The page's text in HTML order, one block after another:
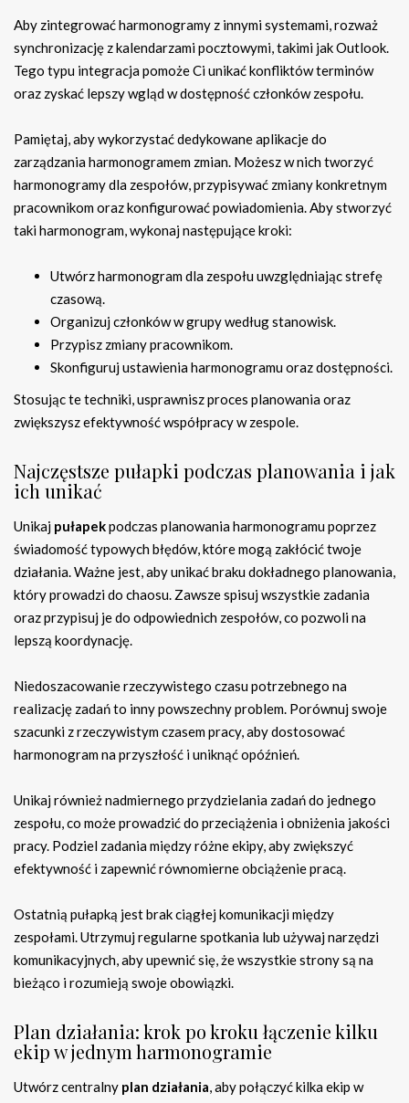
Aby zintegrować harmonogramy z innymi systemami, rozważ
synchronizację z kalendarzami pocztowymi, takimi jak Outlook.
Tego typu integracja pomoże Ci unikać konfliktów terminów
oraz zyskać lepszy wgląd w dostępność członków zespołu.
Pamiętaj, aby wykorzystać dedykowane aplikacje do
zarządzania harmonogramem zmian. Możesz w nich tworzyć
harmonogramy dla zespołów, przypisywać zmiany konkretnym
pracownikom oraz konfigurować powiadomienia. Aby stworzyć
taki harmonogram, wykonaj następujące kroki:
Utwórz harmonogram dla zespołu uwzględniając strefę
czasową.
Organizuj członków w grupy według stanowisk.
Przypisz zmiany pracownikom.
Skonfiguruj ustawienia harmonogramu oraz dostępności.
Stosując te techniki, usprawnisz proces planowania oraz
zwiększysz efektywność współpracy w zespole.
Najczęstsze pułapki podczas planowania i jak
ich unikać
Unikaj pułapekpodczas planowania harmonogramu poprzez
świadomość typowych błędów, które mogą zakłócić twoje
działania. Ważne jest, aby unikać braku dokładnego planowania,
który prowadzi do chaosu. Zawsze spisuj wszystkie zadania
oraz przypisuj je do odpowiednich zespołów, co pozwoli na
lepszą koordynację.
Niedoszacowanie rzeczywistego czasu potrzebnego na
realizację zadań to inny powszechny problem. Porównuj swoje
szacunki z rzeczywistym czasem pracy, aby dostosować
harmonogram na przyszłość i uniknąć opóźnień.
Unikaj również nadmiernego przydzielania zadań do jednego
zespołu, co może prowadzić do przeciążenia i obniżenia jakości
pracy. Podziel zadania między różne ekipy, aby zwiększyć
efektywność i zapewnić równomierne obciążenie pracą.
Ostatnią pułapką jest brak ciągłej komunikacji między
zespołami. Utrzymuj regularne spotkania lub używaj narzędzi
komunikacyjnych, aby upewnić się, że wszystkie strony są na
bieżąco i rozumieją swoje obowiązki.
Plan działania: krok po kroku łączenie kilku
ekip w jednym harmonogramie
Utwórz centralny plan działania , aby połączyć kilka ekip w